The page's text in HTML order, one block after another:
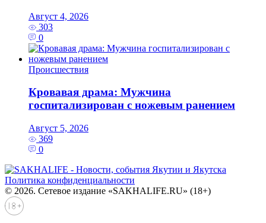
Август 4, 2026
303
0
Происшествия
Кровавая драма: Мужчина
госпитализирован с ножевым ранением
Август 5, 2026
369
0
Политика конфиденциальности
© 2026. Сетевое издание «SAKHALIFE.RU» (18+)